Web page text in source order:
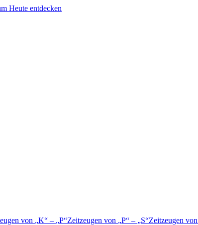
Heute entdecken
von K – P Zeitzeugen von P – S Zeitzeugen von